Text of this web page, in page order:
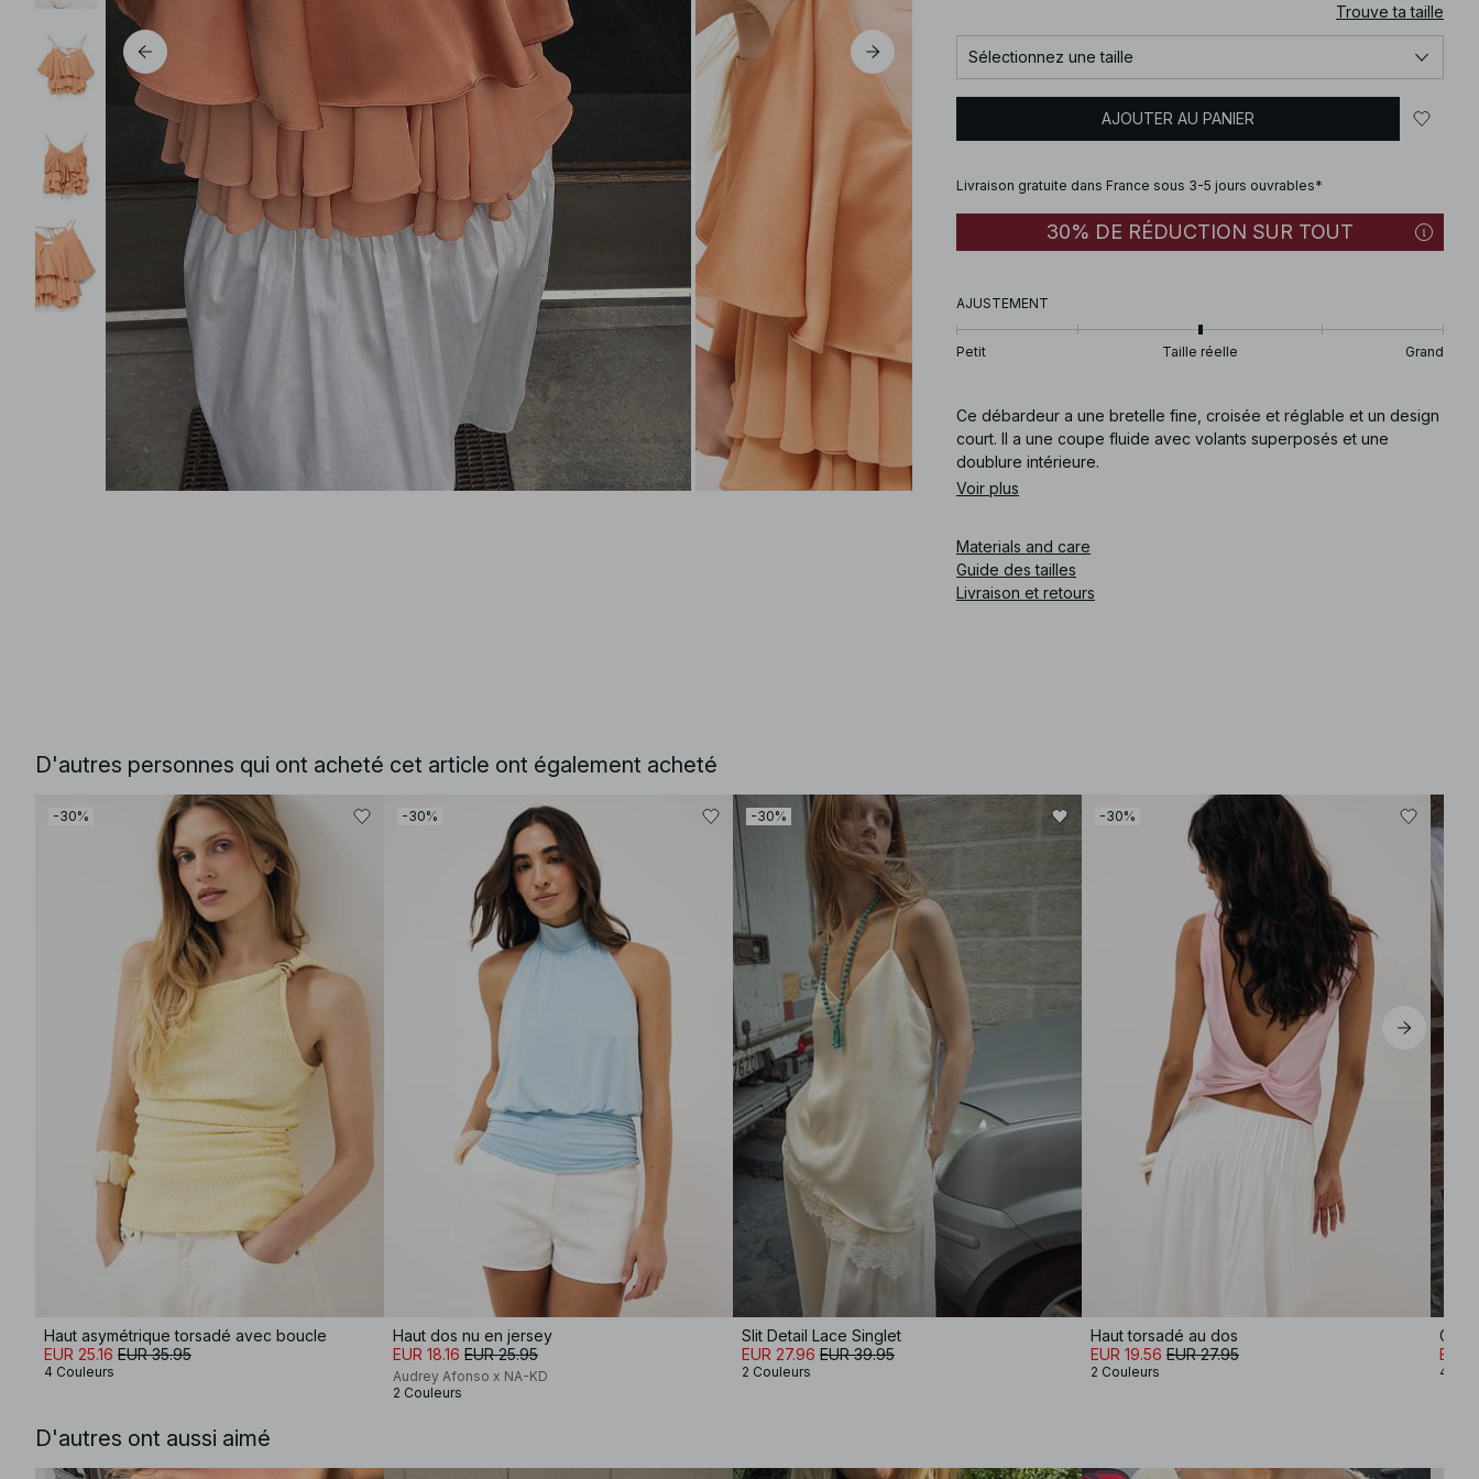
Trouve ta taille
Sélectionnez une taille
AJOUTER AU PANIER
Livraison gratuite dans France sous 3-5 jours ouvrables*
30% DE RÉDUCTION SUR TOUT
AJUSTEMENT
Petit Taille réelle Grand
Ce débardeur a une bretelle fine, croisée et réglable et un design
court. Il a une coupe fluide avec volants superposés et une
doublure intérieure.
Voir plus
Materials and care
Guide des tailles
Livraison et retours
D'autres personnes qui ont acheté cet article ont également acheté
-30%
Haut asymétrique torsadé avec boucle
EUR 25.16 EUR 35.95
4 Couleurs
-30%
Haut dos nu en jersey
EUR 18.16 EUR 25.95
Audrey Afonso x NA-KD
2 Couleurs
-30%
Slit Detail Lace Singlet
EUR 27.96 EUR 39.95
2 Couleurs
-30%
Haut torsadé au dos
EUR 19.56 EUR 27.95
2 Couleurs
Gilet
EUR
4
D'autres ont aussi aimé